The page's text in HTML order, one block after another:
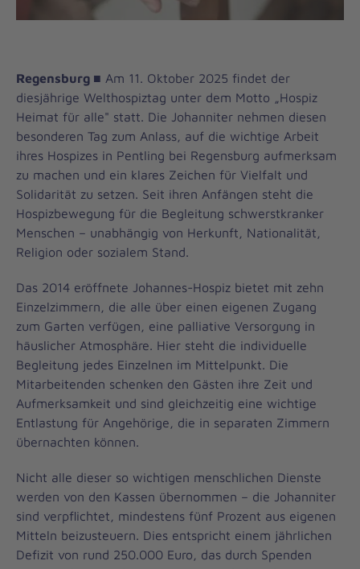
Regensburg ■ Am 11. Oktober 2025 findet der
diesjährige Welthospiztag unter dem Motto „Hospiz
Heimat für alle" statt. Die Johanniter nehmen diesen
besonderen Tag zum Anlass, auf die wichtige Arbeit
ihres Hospizes in Pentling bei Regensburg aufmerksam
zu machen und ein klares Zeichen für Vielfalt und
Solidarität zu setzen. Seit ihren Anfängen steht die
Hospizbewegung für die Begleitung schwerstkranker
Menschen – unabhängig von Herkunft, Nationalität,
Religion oder sozialem Stand.
Das 2014 eröffnete Johannes-Hospiz bietet mit zehn
Einzelzimmern, die alle über einen eigenen Zugang
zum Garten verfügen, eine palliative Versorgung in
häuslicher Atmosphäre. Hier steht die individuelle
Begleitung jedes Einzelnen im Mittelpunkt. Die
Mitarbeitenden schenken den Gästen ihre Zeit und
Aufmerksamkeit und sind gleichzeitig eine wichtige
Entlastung für Angehörige, die in separaten Zimmern
übernachten können.
Nicht alle dieser so wichtigen menschlichen Dienste
werden von den Kassen übernommen – die Johanniter
sind verpflichtet, mindestens fünf Prozent aus eigenen
Mitteln beizusteuern. Dies entspricht einem jährlichen
Defizit von rund 250.000 Euro, das durch Spenden